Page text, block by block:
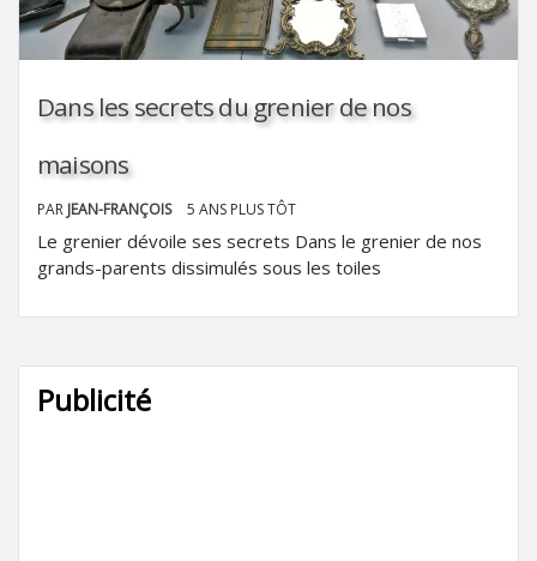
Dans les secrets du grenier de nos
maisons
PAR JEAN-FRANÇOIS 5 ANS PLUS TÔT
Le grenier dévoile ses secrets Dans le grenier de nos
grands-parents dissimulés sous les toiles
Publicité